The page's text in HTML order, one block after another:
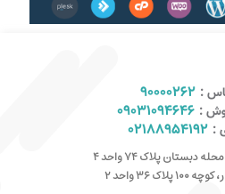
:
90000262
:
09031094646
:
02188954192
پلاک ۷۴ واحد ۴
۳۶ واحد ۲